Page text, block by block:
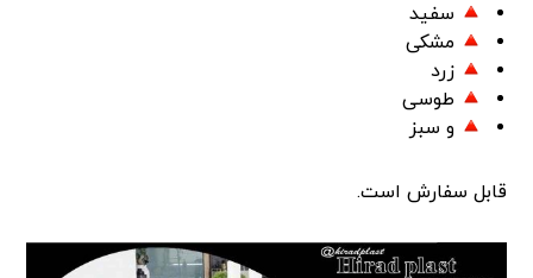
سفید
مشکی
زرد
طوسی
و سبز
قابل سفارش است.